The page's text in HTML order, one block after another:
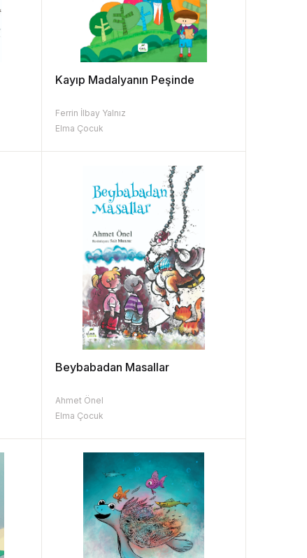
Kayıp Madalyanın Peşinde
Ferrin İlbay Yalnız
Elma Çocuk
Beybabadan Masallar
Ahmet Önel
Elma Çocuk